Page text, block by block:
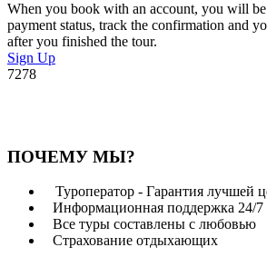
When you book with an account, you will
payment status, track the confirmation and
after you finished the tour.
Sign Up
7278
ПОЧЕМУ МЫ?
Туроператор - Гарантия лучшей
Информационная поддержка 24/7
Все туры составлены с любовью
Страхование отдыхающих